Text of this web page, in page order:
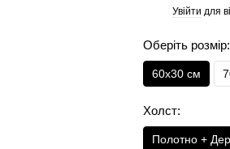
Увійти для
Оберіть розмір:
60х30 см
Холст:
Полотно +